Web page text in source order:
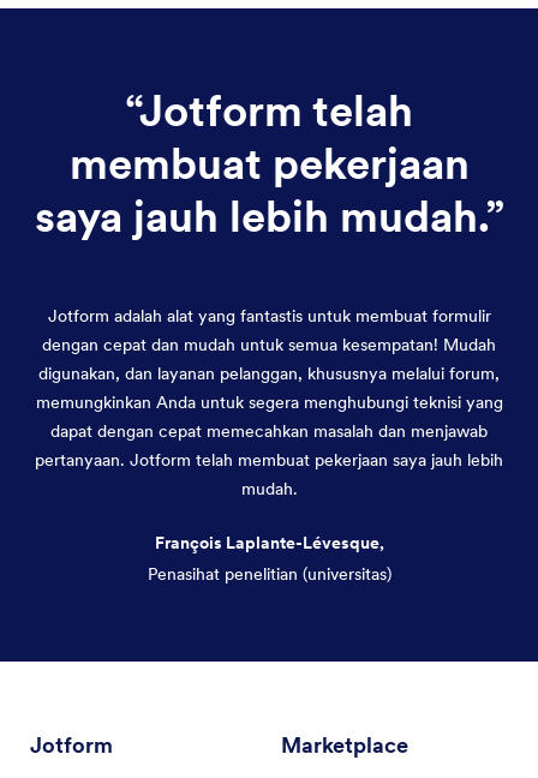
“Jotform telah
membuat pekerjaan
saya jauh lebih mudah.”
Jotform adalah alat yang fantastis untuk membuat formulir
dengan cepat dan mudah untuk semua kesempatan! Mudah
digunakan, dan layanan pelanggan, khususnya melalui forum,
memungkinkan Anda untuk segera menghubungi teknisi yang
dapat dengan cepat memecahkan masalah dan menjawab
pertanyaan. Jotform telah membuat pekerjaan saya jauh lebih
mudah.
François Laplante-Lévesque,
Penasihat penelitian (universitas)
Jotform Marketplace